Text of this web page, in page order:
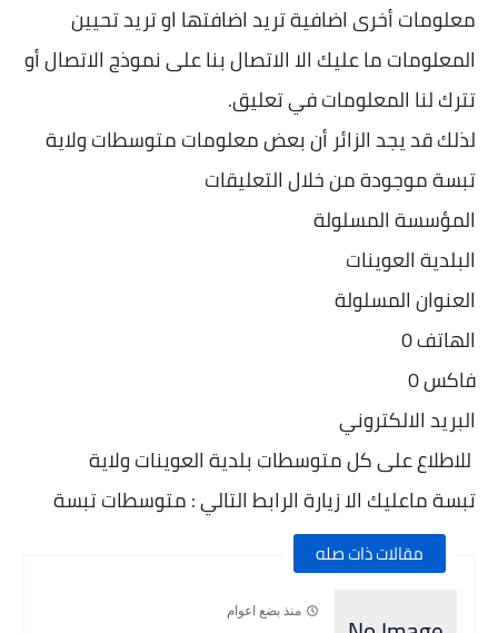
معلومات أخرى اضافية تريد اضافتها او تريد تحيين
المعلومات ما عليك الا الاتصال بنا على نموذج الاتصال أو
تترك لنا المعلومات في تعليق.
لذلك قد يجد الزائر أن بعض معلومات متوسطات ولاية
تبسة موجودة من خلال التعليقات
المؤسسة المسلولة
البلدية العوينات
العنوان المسلولة
الهاتف 0
فاكس 0
البريد الالكتروني
للاطلاع على كل متوسطات بلدية العوينات ولاية
تبسة ماعليك الا زيارة الرابط التالي : متوسطات تبسة
مقالات ذات صله
منذ بضع اعوام